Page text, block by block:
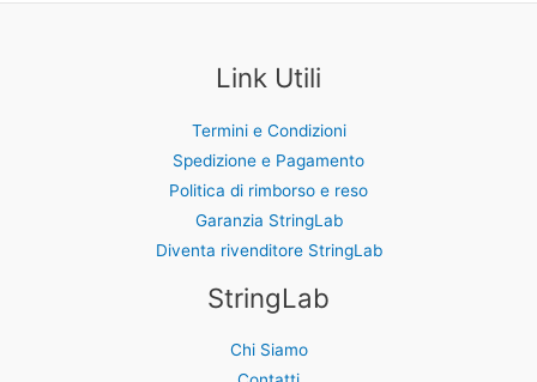
Link Utili
Termini e Condizioni
Spedizione e Pagamento
Politica di rimborso e reso
Garanzia StringLab
Diventa rivenditore StringLab
StringLab
Chi Siamo